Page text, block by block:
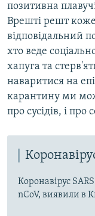
позитивна
Врешті решт
відповідальний
хто веде
хапуга та
наваритися на
карантину ми
про сусідів, і про
Коронавірус
nCoV, виявили в